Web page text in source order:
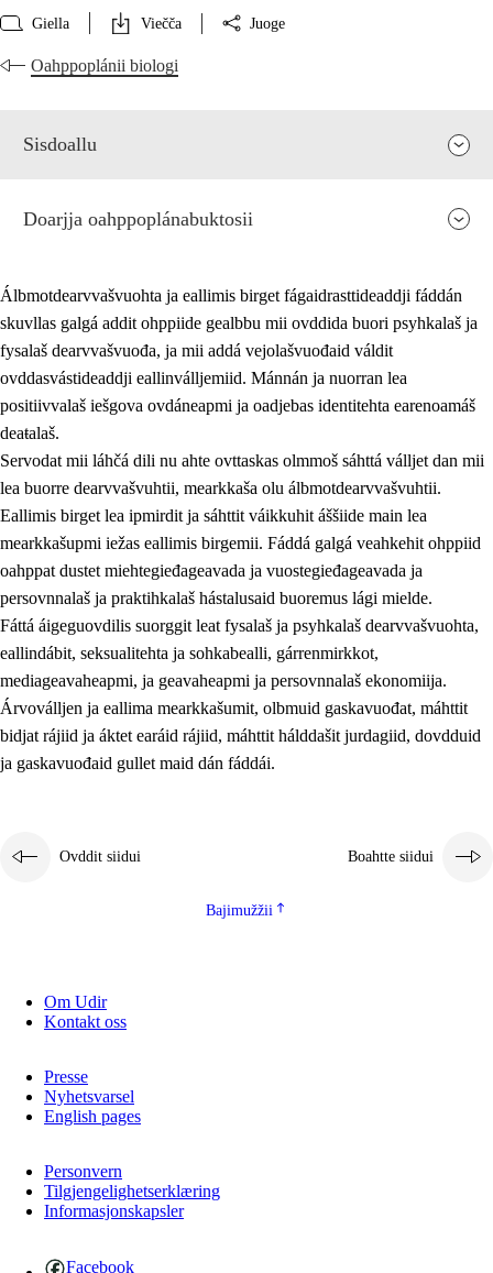
Giella Viečča Juoge
Oahppoplánii biologi
Sisdoallu
2. Oahppama prinsihpat, ovdáneapmi ja oahppahábmen
2.1 Sosiála oahppan ja ovdáneapmi
2.2 Gealbu fágain
2.3 Vuođđogálggat
2.4 Oahppat oahppat
Fágaidrasttideaddji fáttát
2.5 Fágaidrasttideaddji fáttát
Doarjja oahppoplánabuktosii
Álbmotdearvvašvuohta ja eallimis birget fágaidrasttideaddji fáddán
skuvllas galgá addit ohppiide gealbbu mii ovddida buori psyhkalaš ja
fysalaš dearvvašvuođa, ja mii addá vejolašvuođaid váldit
ovddasvástideaddji eallinválljemiid. Mánnán ja nuorran lea
positiivvalaš iešgova ovdáneapmi ja oadjebas identitehta earenoamáš
deaŧalaš.
Servodat mii láhčá dili nu ahte ovttaskas olmmoš sáhttá válljet dan mii
lea buorre dearvvašvuhtii, mearkkaša olu álbmotdearvvašvuhtii.
Eallimis birget lea ipmirdit ja sáhttit váikkuhit áššiide main lea
mearkkašupmi iežas eallimis birgemii. Fáddá galgá veahkehit ohppiid
oahppat dustet miehtegieđageavada ja vuostegieđageavada ja
persovnnalaš ja praktihkalaš hástalusaid buoremus lági mielde.
Fáttá áigeguovdilis suorggit leat fysalaš ja psyhkalaš dearvvašvuohta,
eallindábit, seksualitehta ja sohkabealli, gárrenmirkkot,
mediageavaheapmi, ja geavaheapmi ja persovnnalaš ekonomiija.
Árvoválljen ja eallima mearkkašumit, olbmuid gaskavuođat, máhttit
bidjat rájiid ja áktet earáid rájiid, máhttit hálddašit jurdagiid, dovdduid
ja gaskavuođaid gullet maid dán fáddái.
Ovddit siidui Boahtte siidui
Bajimužžii
Om Udir
Kontakt oss
Presse
Nyhetsvarsel
English pages
Personvern
Tilgjengelighetserklæring
Informasjonskapsler
Facebook